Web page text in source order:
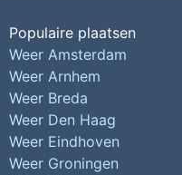
Populaire plaatsen
Weer Amsterdam
Weer Arnhem
Weer Breda
Weer Den Haag
Weer Eindhoven
Weer Groningen